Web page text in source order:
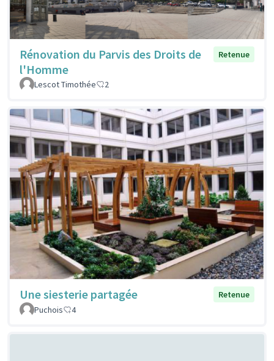
Rénovation du Parvis des Droits de
l'Homme
Retenue
Lescot Timothée 2
Une siesterie partagée
Retenue
Puchois
4